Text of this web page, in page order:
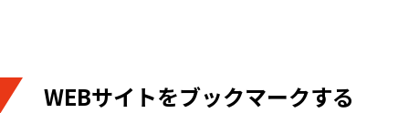
WEBサイトをブックマークする